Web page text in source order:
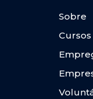
Sobre
Cursos